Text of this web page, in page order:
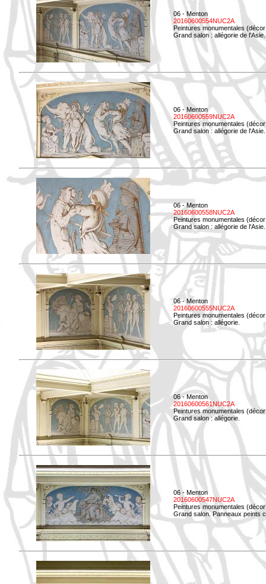
06 - Menton
20160600554NUC2A
Peintures monumentales
Grand salon : allégorie de l'Asie.
06 - Menton
20160600559NUC2A
Peintures monumentales
Grand salon : allégorie de l'Asie.
06 - Menton
20160600558NUC2A
Peintures monumentales
Grand salon : allégorie de
06 - Menton
20160600555NUC2A
Peintures monumentales
Grand salon : allégorie.
06 - Menton
20160600561NUC2A
Peintures monumentales
Grand salon : allégorie.
06 - Menton
20160600547NUC2A
Peintures monumentales
Grand salon. Panneaux peints